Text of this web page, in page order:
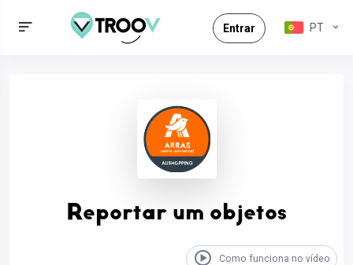
Entrar PT
Reportar um objetos
Como funciona no vídeo